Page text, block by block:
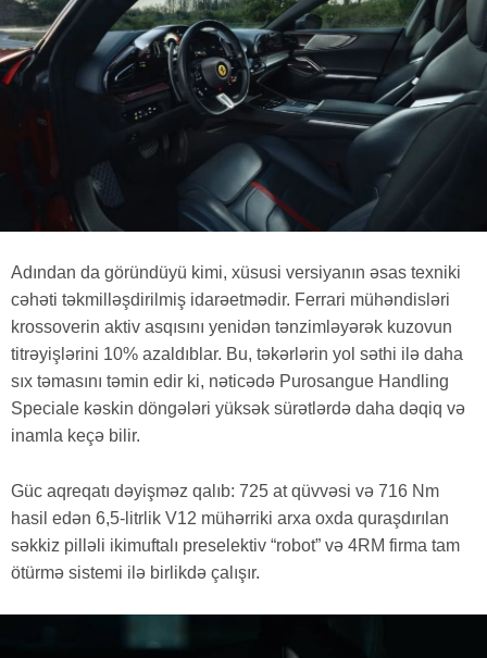
Adından da göründüyü kimi, xüsusi versiyanın əsas texniki
cəhəti təkmilləşdirilmiş idarəetmədir. Ferrari mühəndisləri
krossoverin aktiv asqısını yenidən tənzimləyərək kuzovun
titrəyişlərini 10% azaldıblar. Bu, təkərlərin yol səthi ilə daha
sıx təmasını təmin edir ki, nəticədə Purosangue Handling
Speciale kəskin döngələri yüksək sürətlərdə daha dəqiq və
inamla keçə bilir.
Güc aqreqatı dəyişməz qalıb: 725 at qüvvəsi və 716 Nm
hasil edən 6,5-litrlik V12 mühərriki arxa oxda quraşdırılan
səkkiz pilləli ikimuftalı preselektiv “robot” və 4RM firma tam
ötürmə sistemi ilə birlikdə çalışır.